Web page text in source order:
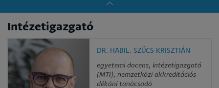
Intézetigazgató
DR. HABIL. SZŰCS KRISZTIÁN
egyetemi docens, intézetigazgató
(MTI), nemzetközi akkreditációs
dékáni tanácsadó